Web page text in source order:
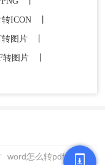
转ICON
转图片
转图片
word怎么转pdf